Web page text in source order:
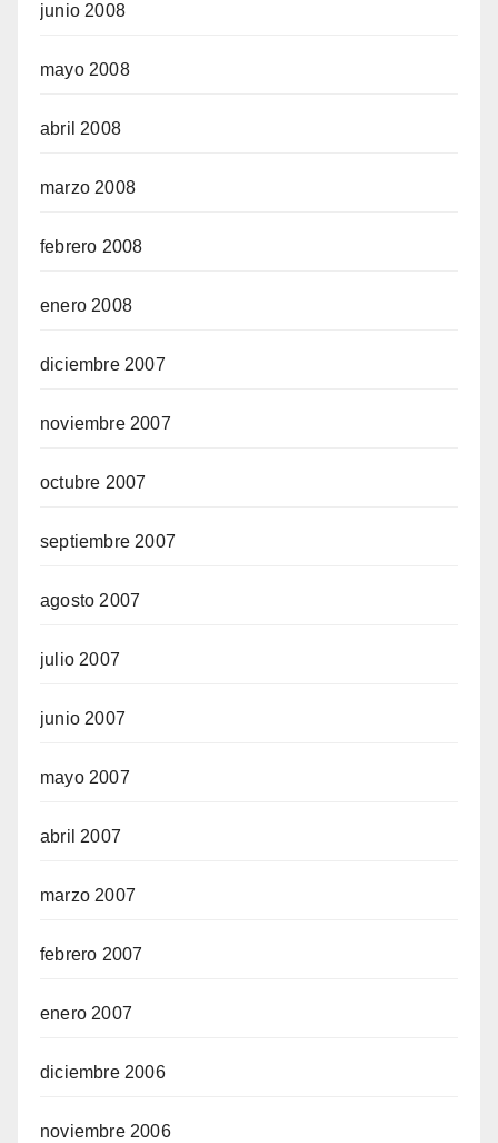
junio 2008
mayo 2008
abril 2008
marzo 2008
febrero 2008
enero 2008
diciembre 2007
noviembre 2007
octubre 2007
septiembre 2007
agosto 2007
julio 2007
junio 2007
mayo 2007
abril 2007
marzo 2007
febrero 2007
enero 2007
diciembre 2006
noviembre 2006